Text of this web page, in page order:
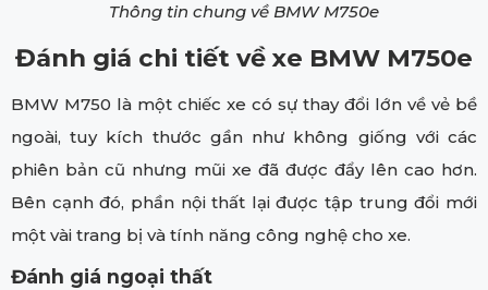
Thông tin chung về BMW M750e
Đánh giá chi tiết về xe BMW M750e
BMW M750 là một chiếc xe có sự thay đổi lớn về vẻ bề
ngoài, tuy kích thước gần như không giống với các
phiên bản cũ nhưng mũi xe đã được đẩy lên cao hơn.
Bên cạnh đó, phần nội thất lại được tập trung đổi mới
một vài trang bị và tính năng công nghệ cho xe.
Đánh giá ngoại thất